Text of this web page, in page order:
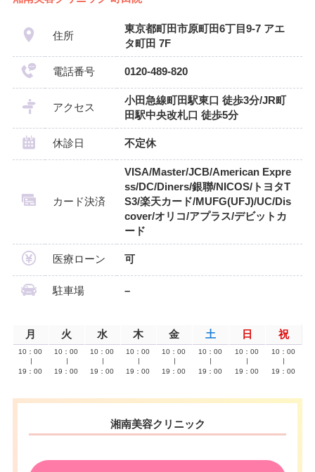
住所
東京都町田市原町田6丁目9-7 アエ
タ町田 7F
電話番号 0120-489-820
アクセス
小田急線町田駅東口 徒歩3分/JR町
田駅中央改札口 徒歩5分
休診日 不定休
カード決済
VISA/Master/JCB/American Expre
ss/DC/Diners/銀聯/NICOS/トヨタT
S3/楽天カード/MUFG(UFJ)/UC/Dis
cover/オリコ/アプラス/デビットカ
ード
医療ローン 可
駐車場 –
月 火 水 木 金 土 日 祝
10：00
19：00
10：00
19：00
10：00
19：00
10：00
19：00
10：00
19：00
10：00
19：00
10：00
19：00
10：00
19：00
湘南美容クリニック